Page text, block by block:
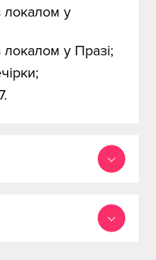
локалом у
у Празі;